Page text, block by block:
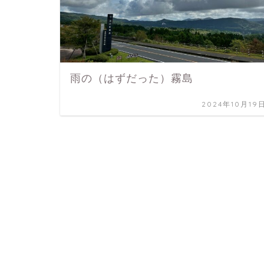
雨の（はずだった）霧島
2024年10月19